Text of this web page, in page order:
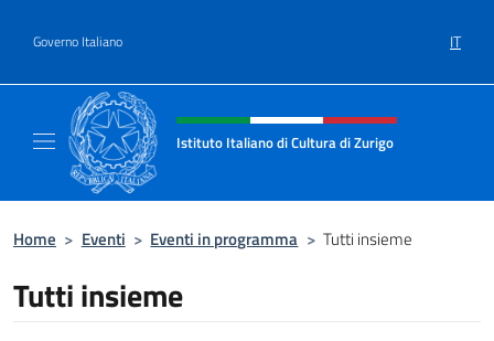
Governo Italiano IT
Intestazione sito, social e menù
Istituto Italiano di Cultura di Zurigo
Home > Eventi > Eventi in programma > Tutti insieme
Tutti insieme